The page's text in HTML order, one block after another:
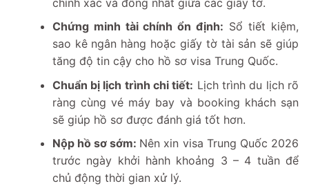
Chứng minh tài chính ổn định: Sổ tiết kiệm,
sao kê ngân hàng hoặc giấy tờ tài sản sẽ giúp
tăng độ tin cậy cho hồ sơ visa Trung Quốc.
Chuẩn bị lịch trình chi tiết: Lịch trình du lịch rõ
ràng cùng vé máy bay và booking khách sạn
sẽ giúp hồ sơ được đánh giá tốt hơn.
Nộp hồ sơ sớm: Nên xin visa Trung Quốc 2026
trước ngày khởi hành khoảng 3 – 4 tuần để
chủ động thời gian xử lý.